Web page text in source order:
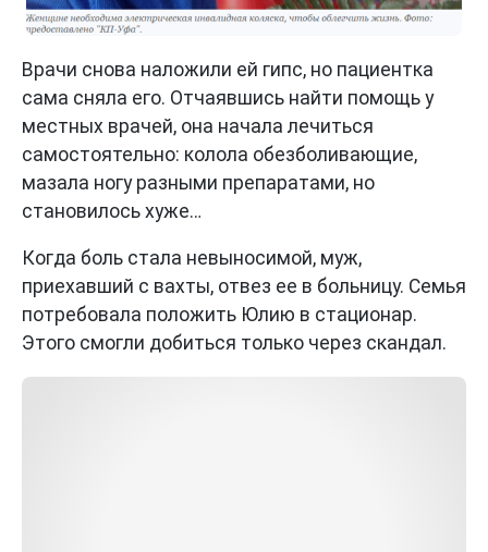
Врачи снова наложили ей гипс, но пациентка
сама сняла его. Отчаявшись найти помощь у
местных врачей, она начала лечиться
самостоятельно: колола обезболивающие,
мазала ногу разными препаратами, но
становилось хуже…
Когда боль стала невыносимой, муж,
приехавший с вахты, отвез ее в больницу. Семья
потребовала положить Юлию в стационар.
Этого смогли добиться только через скандал.